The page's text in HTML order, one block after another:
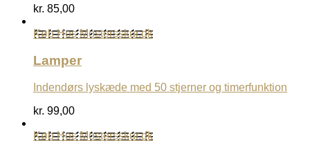
kr. 85,00
Køb Hos Mostersskur.dk
Lamper
Indendørs lyskæde med 50 stjerner og timerfunktion
kr. 99,00
Køb Hos Mostersskur.dk